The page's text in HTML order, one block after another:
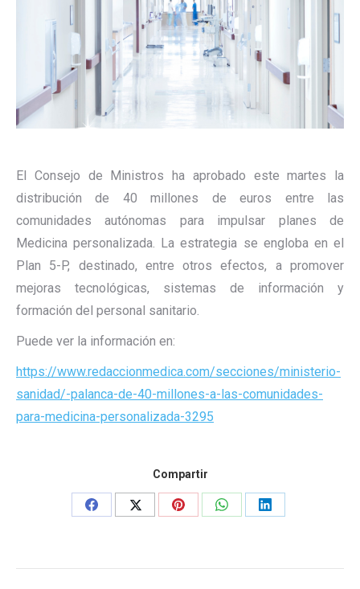
El Consejo de Ministros ha aprobado este martes la
distribución de 40 millones de euros entre las
comunidades autónomas para impulsar planes de
Medicina personalizada. La estrategia se engloba en el
Plan 5-P, destinado, entre otros efectos, a promover
mejoras tecnológicas, sistemas de información y
formación del personal sanitario.
Puede ver la información en:
https://www.redaccionmedica.com/secciones/ministerio-
sanidad/-palanca-de-40-millones-a-las-comunidades-
para-medicina-personalizada-3295
Compartir
Share
Share
Share
Share
Share